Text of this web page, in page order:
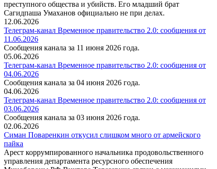
преступного общества и убийств. Его младший брат
Сагидпаша Умаханов официально не при делах.
12.06.2026
Телеграм-канал Временное правительство 2.0: сообщения от
11.06.2026
Сообщения канала за 11 июня 2026 года.
05.06.2026
Телеграм-канал Временное правительство 2.0: сообщения от
04.06.2026
Сообщения канала за 04 июня 2026 года.
04.06.2026
Телеграм-канал Временное правительство 2.0: сообщения от
03.06.2026
Сообщения канала за 03 июня 2026 года.
02.06.2026
Симан Поваренкин откусил слишком много от армейского
пайка
Арест коррумпированного начальника продовольственного
управления департамента ресурсного обеспечения